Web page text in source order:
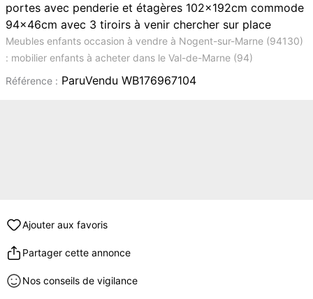
portes avec penderie et étagères 102x192cm commode
94x46cm avec 3 tiroirs à venir chercher sur place
Meubles enfants occasion à vendre à Nogent-sur-Marne (94130)
: mobilier enfants à acheter dans le Val-de-Marne (94)
Référence : ParuVendu WB176967104
Ajouter aux favoris
Partager cette annonce
Nos conseils de vigilance